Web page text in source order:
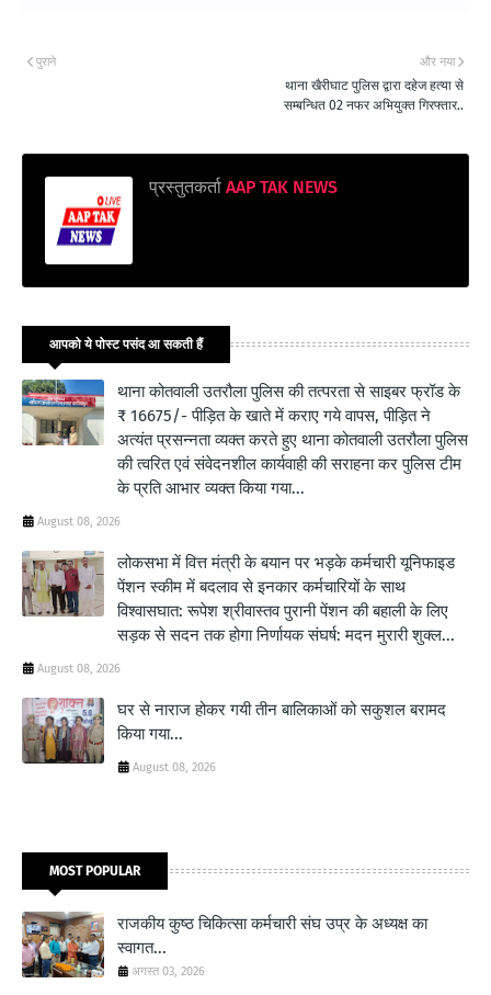
और नया
थाना खैरीघाट पुलिस द्वारा दहेज हत्या से
सम्बन्धित 02 नफर अभियुक्त गिरफ्तार..
पुराने
प्रस्तुतकर्ता AAP TAK NEWS
आपको ये पोस्ट पसंद आ सकती हैं
थाना कोतवाली उतरौला पुलिस की तत्परता से साइबर फ्रॉड के
₹ 16675/- पीड़ित के खाते में कराए गये वापस, पीड़ित ने
अत्यंत प्रसन्नता व्यक्त करते हुए थाना कोतवाली उतरौला पुलिस
की त्वरित एवं संवेदनशील कार्यवाही की सराहना कर पुलिस टीम
के प्रति आभार व्यक्त किया गया...
August 08, 2026
लोकसभा में वित्त मंत्री के बयान पर भड़के कर्मचारी यूनिफाइड
पेंशन स्कीम में बदलाव से इनकार कर्मचारियों के साथ
विश्वासघात: रूपेश श्रीवास्तव पुरानी पेंशन की बहाली के लिए
सड़क से सदन तक होगा निर्णायक संघर्ष: मदन मुरारी शुक्ल...
August 08, 2026
घर से नाराज होकर गयी तीन बालिकाओं को सकुशल बरामद
किया गया...
August 08, 2026
MOST POPULAR
राजकीय कुष्ठ चिकित्सा कर्मचारी संघ उप्र के अध्यक्ष का
स्वागत...
अगस्त 03, 2026